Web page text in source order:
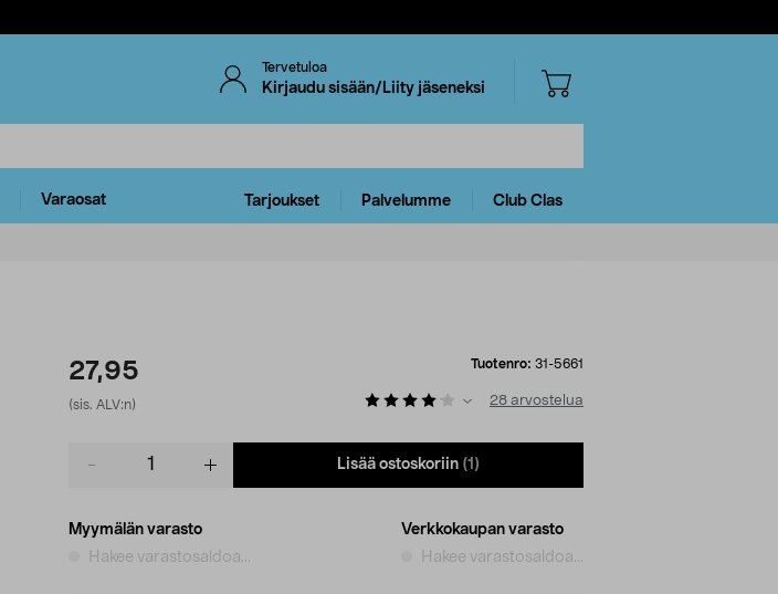
Tervetuloa
Kirjaudu sisään/Liity jäseneksi
Varaosat Tarjoukset Palvelumme Club Clas
27,95
(sis. ALV:n)
Tuotenro: 31-5661
28 arvostelua
Lisää ostoskoriin (1)
Myymälän varasto
Hakee varastosaldoa...
Verkkokaupan varasto
Hakee varastosaldoa...